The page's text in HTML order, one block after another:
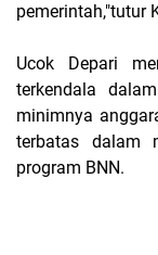
pemerintah,"tutur
Ucok Depari
terkendala
minimnya
terbatas dalam
program BNN.